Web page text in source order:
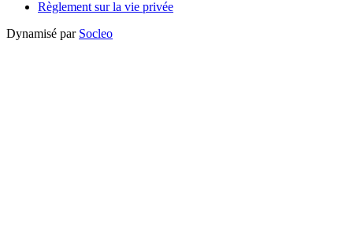
Règlement sur la vie privée
Dynamisé par Socleo